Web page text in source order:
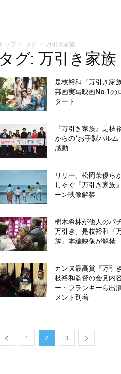
トップ タグ 万引き家族
タグ: 万引き家族
是枝裕和『万引き家
邦画実写映画No.1の
タート
『万引き家族』是枝
からの“お手製パルム
感動
リリー、松岡茉優ら
しゃぐ『万引き家族
ーン映像解禁
樹木希林が他人のパ
万引き、是枝裕和『
族』本編映像が解禁
カンヌ最高賞『万引
枝裕和監督の会見内
ー・フランキーら出
メント到着
1 2 3